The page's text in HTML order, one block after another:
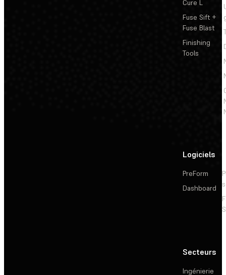
Cure L
Fuse Sift +
Fuse Blast
Finishing
Tools
Logiciels
PreForm
Dashboard
Secteurs
Ingénierie